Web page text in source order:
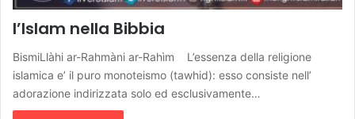
l’Islam nella Bibbia
BismiLlàhi ar-Rahmàni ar-Rahìm L’essenza della religione
islamica e’ il puro monoteismo (tawhid): esso consiste nell’
adorazione indirizzata solo ed esclusivamente…